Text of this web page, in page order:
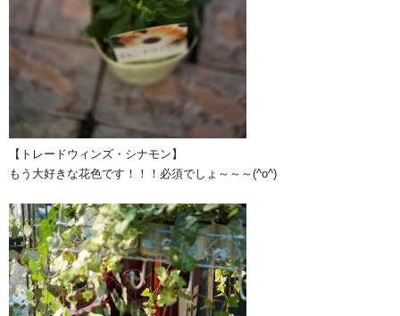
【トレードウィンズ・シナモン】
もう大好きな花色です！！！必須でしょ～～～(^o^)